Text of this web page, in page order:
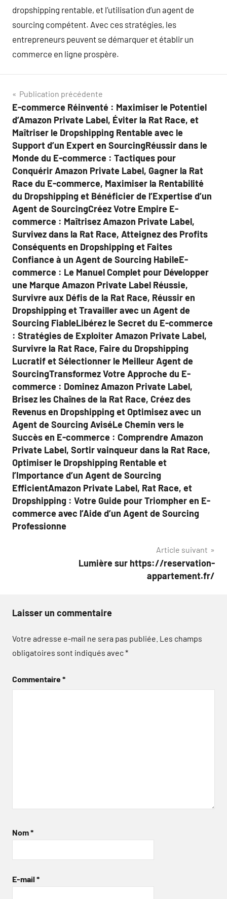
dropshipping rentable, et l’utilisation d’un agent de
sourcing compétent. Avec ces stratégies, les
entrepreneurs peuvent se démarquer et établir un
commerce en ligne prospère.
Navigation
de
l’article
Publication précédente
E-commerce Réinventé : Maximiser le Potentiel
d’Amazon Private Label, Éviter la Rat Race, et
Maîtriser le Dropshipping Rentable avec le
Support d’un Expert en SourcingRéussir dans le
Monde du E-commerce : Tactiques pour
Conquérir Amazon Private Label, Gagner la Rat
Race du E-commerce, Maximiser la Rentabilité
du Dropshipping et Bénéficier de l’Expertise d’un
Agent de SourcingCréez Votre Empire E-
commerce : Maîtrisez Amazon Private Label,
Survivez dans la Rat Race, Atteignez des Profits
Conséquents en Dropshipping et Faites
Confiance à un Agent de Sourcing HabileE-
commerce : Le Manuel Complet pour Développer
une Marque Amazon Private Label Réussie,
Survivre aux Défis de la Rat Race, Réussir en
Dropshipping et Travailler avec un Agent de
Sourcing FiableLibérez le Secret du E-commerce
: Stratégies de Exploiter Amazon Private Label,
Survivre la Rat Race, Faire du Dropshipping
Lucratif et Sélectionner le Meilleur Agent de
SourcingTransformez Votre Approche du E-
commerce : Dominez Amazon Private Label,
Brisez les Chaînes de la Rat Race, Créez des
Revenus en Dropshipping et Optimisez avec un
Agent de Sourcing AviséLe Chemin vers le
Succès en E-commerce : Comprendre Amazon
Private Label, Sortir vainqueur dans la Rat Race,
Optimiser le Dropshipping Rentable et
l’Importance d’un Agent de Sourcing
EfficientAmazon Private Label, Rat Race, et
Dropshipping : Votre Guide pour Triompher en E-
commerce avec l’Aide d’un Agent de Sourcing
Professionne
Article suivant
Lumière sur https://reservation-
appartement.fr/
Laisser un commentaire
Votre adresse e-mail ne sera pas publiée. Les champs
obligatoires sont indiqués avec*
Commentaire*
Nom*
E-mail *